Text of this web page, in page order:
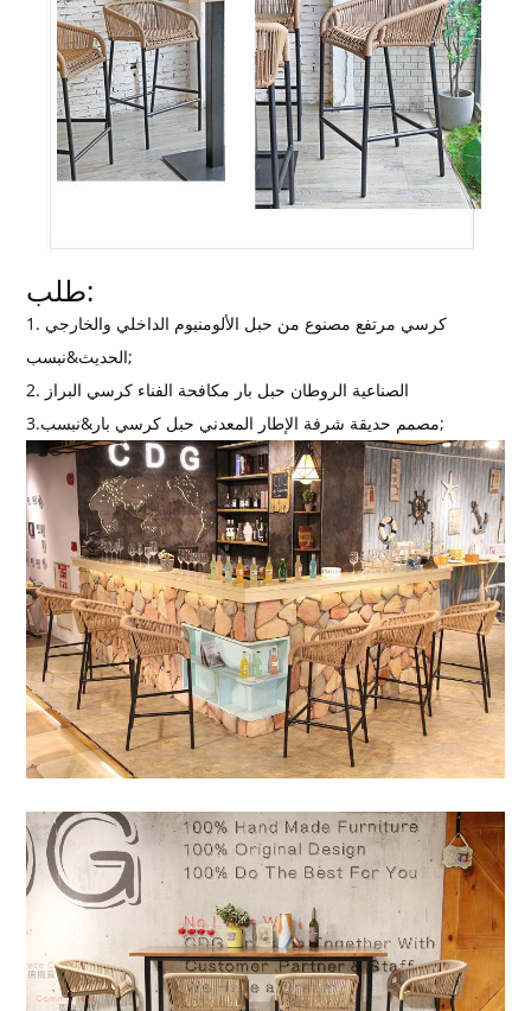
طلب:
1. كرسي مرتفع مصنوع من حبل الألومنيوم الداخلي والخارجي
الحديث&نبسب;
2. الصناعية الروطان حبل بار مكافحة الفناء كرسي البراز
3.مصمم حديقة شرفة الإطار المعدني حبل كرسي بار&نبسب;